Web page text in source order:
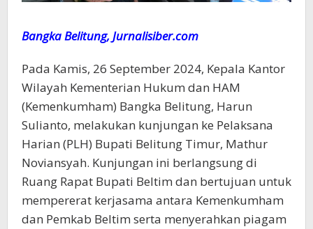
Bangka Belitung, Jurnalisiber.com
Pada Kamis, 26 September 2024, Kepala Kantor
Wilayah Kementerian Hukum dan HAM
(Kemenkumham) Bangka Belitung, Harun
Sulianto, melakukan kunjungan ke Pelaksana
Harian (PLH) Bupati Belitung Timur, Mathur
Noviansyah. Kunjungan ini berlangsung di
Ruang Rapat Bupati Beltim dan bertujuan untuk
mempererat kerjasama antara Kemenkumham
dan Pemkab Beltim serta menyerahkan piagam